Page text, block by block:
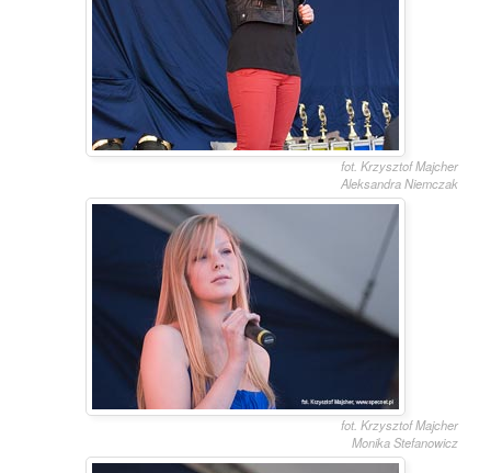
fot. Krzysztof Majcher
Aleksandra Niemczak
fot. Krzysztof Majcher
Monika Stefanowicz